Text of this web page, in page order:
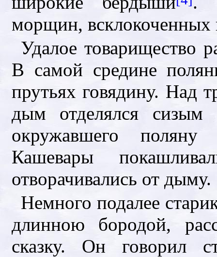
морщин, всклокоченных
Удалое товарищество
В самой средине
прутьях говядину. Над
дым отделялся сизым
окружавшего
Кашевары
отворачивались от дыму.
Немного подалее
длинною бородой,
сказку. Он говорил